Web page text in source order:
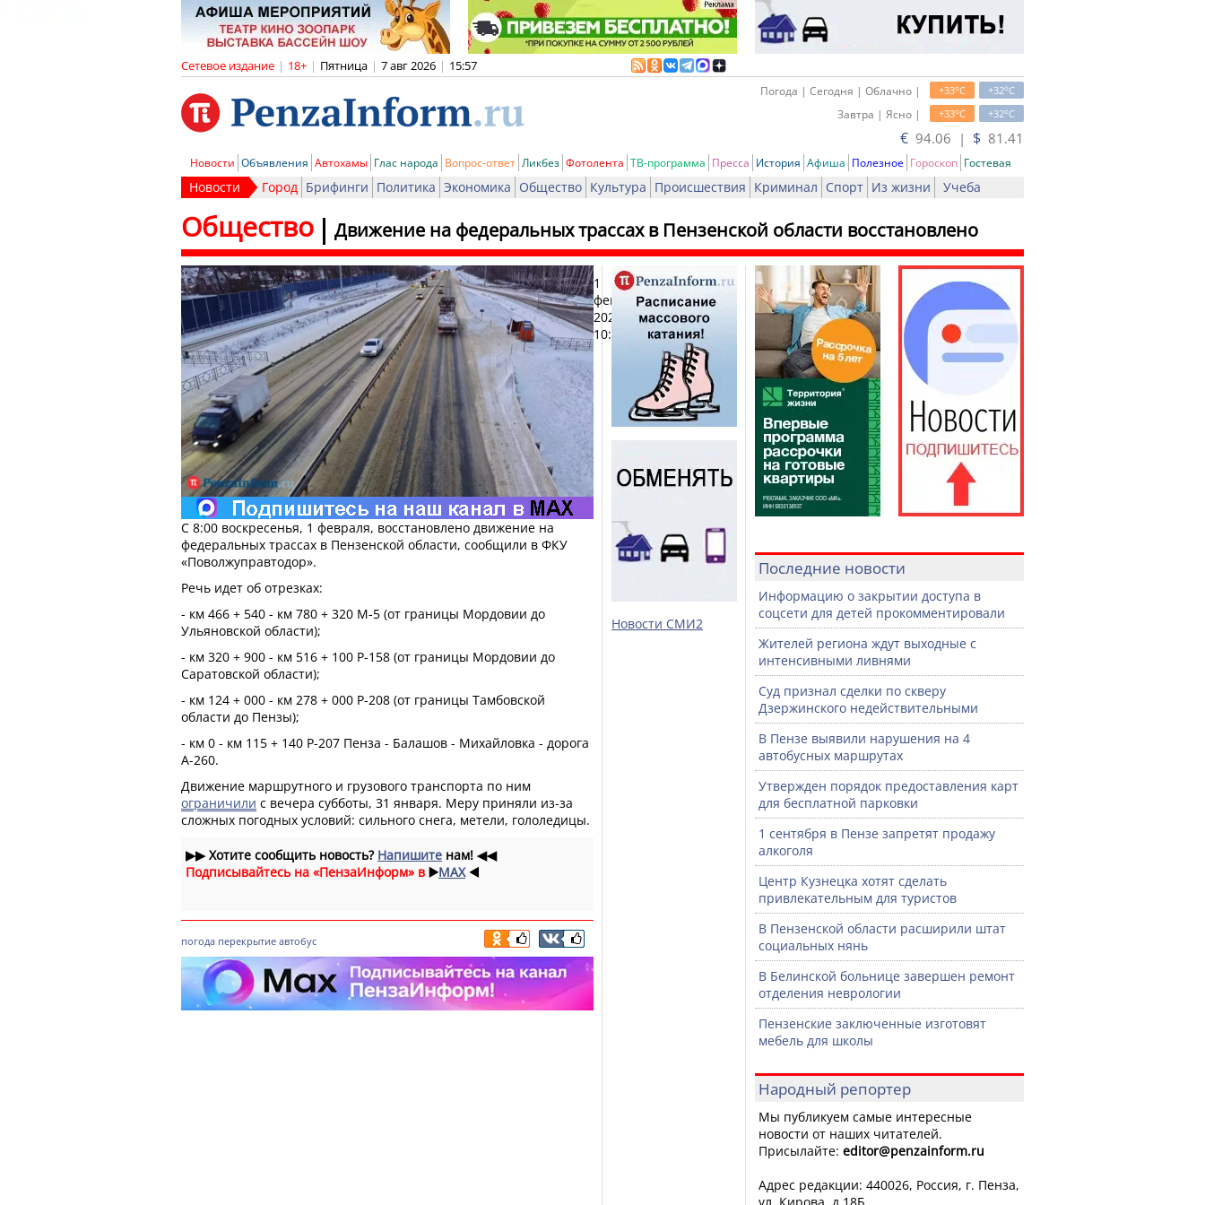
Сетевое издание | 18+ | Пятница | 7 авг 2026 | 15:57
+32oC
+33oC
Погода | Сегодня | Облачно |
+32oC
+33oC
Завтра | Ясно |
€ 94.06 | $ 81.41
Новости Объявления Автохамы Глас народа Вопрос-ответ Ликбез Фотолента ТВ-программа Пресса История Афиша Полезное Гороскоп Гостевая
Новости Город Брифинги Политика Экономика Общество Культура Происшествия Криминал Спорт Из жизни Учеба
Движение на федеральных трассах в Пензенской области восстановлено
Общество
1
февраля
2026,
10:46
Печать
С 8:00 воскресенья, 1 февраля, восстановлено движение на
федеральных трассах в Пензенской области, сообщили в ФКУ
«Поволжуправтодор».
Речь идет об отрезках:
- км 466 + 540 - км 780 + 320 М-5 (от границы Мордовии до
Ульяновской области);
- км 320 + 900 - км 516 + 100 Р-158 (от границы Мордовии до
Саратовской области);
- км 124 + 000 - км 278 + 000 Р-208 (от границы Тамбовской
области до Пензы);
- км 0 - км 115 + 140 Р-207 Пенза - Балашов - Михайловка - дорога
А-260.
Движение маршрутного и грузового транспорта по ним
ограничили с вечера субботы, 31 января. Меру приняли из-за
сложных погодных условий: сильного снега, метели, гололедицы.
▶▶Хотите сообщить новость? Напишите нам! ◀◀
Подписывайтесь на «ПензаИнформ» в ▶️MAX ◀️
погода перекрытие автобус
Новости СМИ2
Последние новости
Информацию о закрытии доступа в
соцсети для детей прокомментировали
Жителей региона ждут выходные с
интенсивными ливнями
Суд признал сделки по скверу
Дзержинского недействительными
В Пензе выявили нарушения на 4
автобусных маршрутах
Утвержден порядок предоставления карт
для бесплатной парковки
1 сентября в Пензе запретят продажу
алкоголя
Центр Кузнецка хотят сделать
привлекательным для туристов
В Пензенской области расширили штат
социальных нянь
В Белинской больнице завершен ремонт
отделения неврологии
Пензенские заключенные изготовят
мебель для школы
Народный репортер
Мы публикуем самые интересные
новости от наших читателей.
Присылайте: editor@penzainform.ru
Адрес редакции: 440026, Россия, г. Пенза,